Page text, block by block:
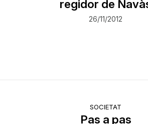
regidor de
26/11/2012
SOCIETAT
Pas a pas